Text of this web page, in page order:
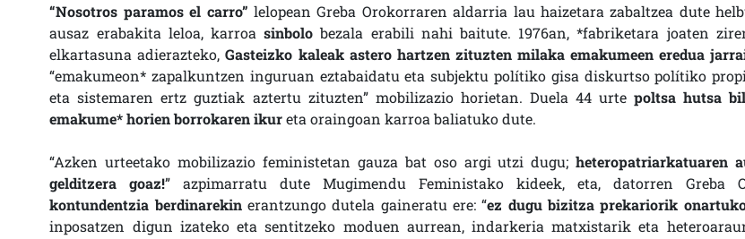
“Nosotros paramos el carro” lelopean Greba Orokorraren aldarria lau haizetara zabaltzea dute
ausaz erabakita leloa, karroa sinbolo bezala erabili nahi baitute. 1976an, *fabriketara joaten
elkartasuna adierazteko,Gasteizko kaleak astero hartzen zituzten milaka emakumeen eredua
“emakumeon* zapalkuntzen inguruan eztabaidatu eta subjektu polítiko gisa diskurtso polítiko
eta sistemaren ertz guztiak aztertu zituzten” mobilizazio horietan. Duela 44 urte poltsa hutsa
emakume* horien borrokaren ikureta oraingoan karroa baliatuko dute.
“Azken urteetako mobilizazio feministetan gauza bat oso argi utzi dugu;heteropatriarkatuaren
gelditzera goaz!” azpimarratu dute Mugimendu Feministako kideek, eta, datorren Greba
kontundentzia berdinarekinerantzungo dutela gaineratu ere: “ez dugu bizitza prekariorik
inposatzen digun izateko eta sentitzeko moduen aurrean, indarkeria matxistarik eta